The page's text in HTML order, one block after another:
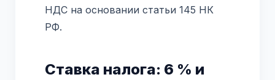
НДС на основании статьи 145 НК
РФ.
Ставка налога: 6 % и